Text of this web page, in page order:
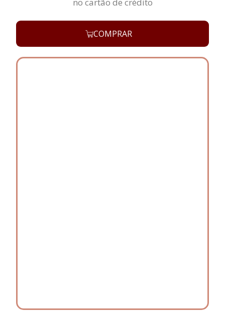
no cartão de crédito
COMPRAR